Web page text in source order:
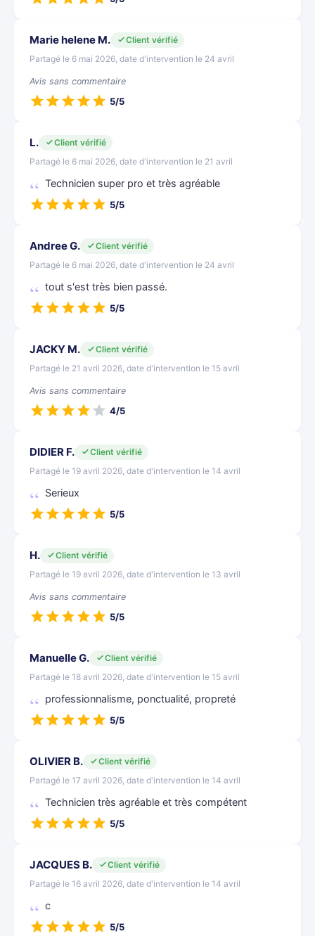
Marie helene M.
Client vérifié
Partagé le 6 mai 2026, date d'intervention le 24 avril
Avis sans commentaire
5/5
L.
Client vérifié
Partagé le 6 mai 2026, date d'intervention le 21 avril
Technicien super pro et très agréable
5/5
Andree G.
Client vérifié
Partagé le 6 mai 2026, date d'intervention le 24 avril
tout s'est très bien passé.
5/5
JACKY M.
Client vérifié
Partagé le 21 avril 2026, date d'intervention le 15 avril
Avis sans commentaire
4/5
DIDIER F.
Client vérifié
Partagé le 19 avril 2026, date d'intervention le 14 avril
Serieux
5/5
H.
Client vérifié
Partagé le 19 avril 2026, date d'intervention le 13 avril
Avis sans commentaire
5/5
Manuelle G.
Client vérifié
Partagé le 18 avril 2026, date d'intervention le 15 avril
professionnalisme, ponctualité, propreté
5/5
OLIVIER B.
Client vérifié
Partagé le 17 avril 2026, date d'intervention le 14 avril
Technicien très agréable et très compétent
5/5
JACQUES B.
Client vérifié
Partagé le 16 avril 2026, date d'intervention le 14 avril
c
5/5